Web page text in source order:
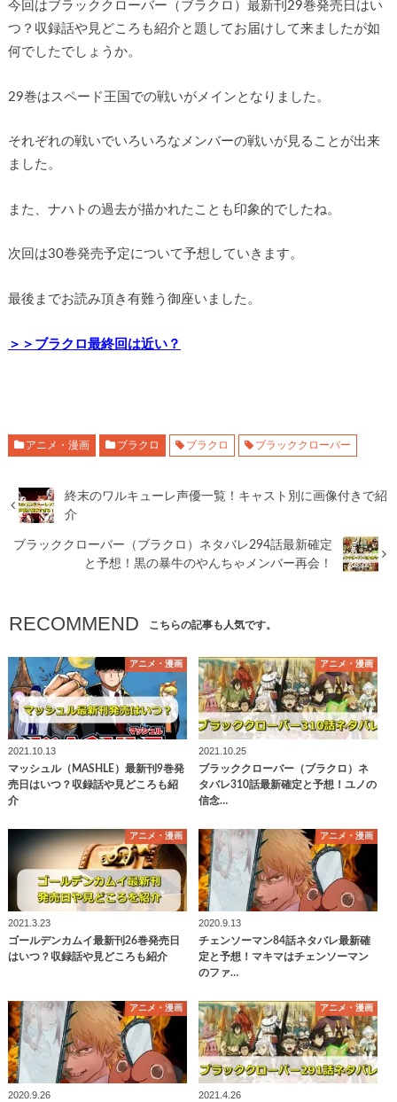
今回はブラッククローバー（ブラクロ）最新刊29巻発売日はい
つ？収録話や見どころも紹介と題してお届けして来ましたが如
何でしたでしょうか。
29巻はスペード王国での戦いがメインとなりました。
それぞれの戦いでいろいろなメンバーの戦いが見ることが出来
ました。
また、ナハトの過去が描かれたことも印象的でしたね。
次回は30巻発売予定について予想していきます。
最後までお読み頂き有難う御座いました。
＞＞ブラクロ最終回は近い？
アニメ・漫画 ブラクロ ブラクロ ブラッククローバー
終末のワルキューレ声優一覧！キャスト別に画像付きで紹
介
ブラッククローバー（ブラクロ）ネタバレ294話最新確定
と予想！黒の暴牛のやんちゃメンバー再会！
RECOMMEND こちらの記事も人気です。
アニメ・漫画
2021.10.13
マッシュル（MASHLE）最新刊9巻発
売日はいつ？収録話や見どころも紹
介
アニメ・漫画
2021.10.25
ブラッククローバー（ブラクロ）ネ
タバレ310話最新確定と予想！ユノの
信念…
アニメ・漫画
2021.3.23
ゴールデンカムイ最新刊26巻発売日
はいつ？収録話や見どころも紹介
アニメ・漫画
2020.9.13
チェンソーマン84話ネタバレ最新確
定と予想！マキマはチェンソーマン
のファ…
アニメ・漫画
2020.9.26
アニメ・漫画
2021.4.26